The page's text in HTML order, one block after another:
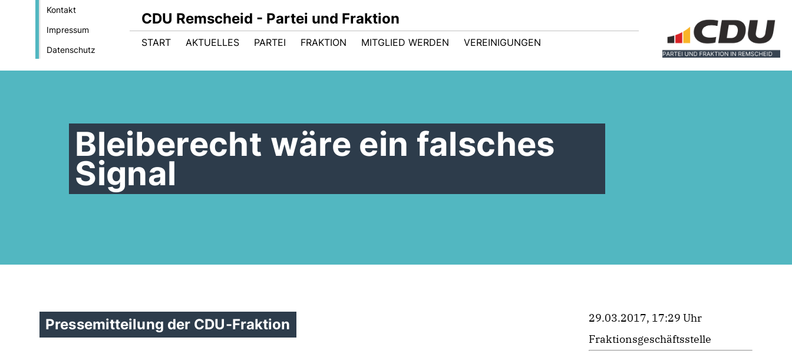
Kontakt
Impressum
Datenschutz
CDU Remscheid - Partei und Fraktion
START AKTUELLES PARTEI FRAKTION MITGLIED WERDEN VEREINIGUNGEN
Bleiberecht wäre ein falsches
Signal
Pressemitteilung der CDU-Fraktion
29.03.2017, 17:29 Uhr
Fraktionsgeschäftsstelle